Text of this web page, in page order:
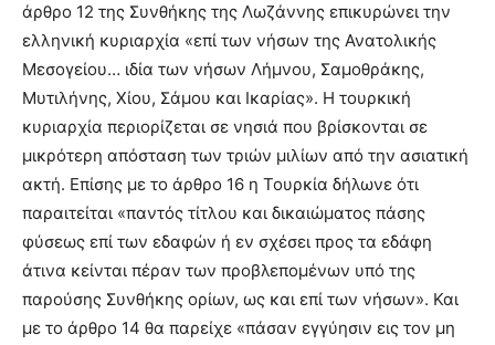
άρθρο 12 της Συνθήκης της Λωζάννης επικυρώνει την
ελληνική κυριαρχία «επί των νήσων της Ανατολικής
Μεσογείου… ιδία των νήσων Λήμνου, Σαμοθράκης,
Μυτιλήνης, Χίου, Σάμου και Ικαρίας». Η τουρκική
κυριαρχία περιορίζεται σε νησιά που βρίσκονται σε
μικρότερη απόσταση των τριών μιλίων από την ασιατική
ακτή. Επίσης με το άρθρο 16 η Τουρκία δήλωνε ότι
παραιτείται «παντός τίτλου και δικαιώματος πάσης
φύσεως επί των εδαφών ή εν σχέσει προς τα εδάφη
άτινα κείνται πέραν των προβλεπομένων υπό της
παρούσης Συνθήκης ορίων, ως και επί των νήσων». Και
με το άρθρο 14 θα παρείχε «πάσαν εγγύησιν εις τον μη